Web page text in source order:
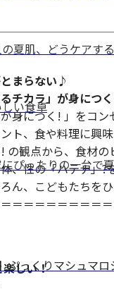
まらない♪
チカラ」が身につ
身につく! 」をコ
ト、食や料理に興
の観点から、食材
、性の「ハテナ」
ん、こどもたちを
＝＝＝＝＝＝＝＝
しい！
夏肌、どうケアす
い食卓
ぴったりの一台で
ぷっくりマシュマロ